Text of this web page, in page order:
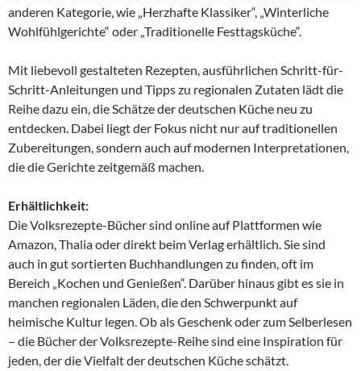
anderen Kategorie, wie „Herzhafte Klassiker“, „Winterliche
Wohlfühlgerichte“ oder „Traditionelle Festtagsküche“.
Mit liebevoll gestalteten Rezepten, ausführlichen Schritt-für-
Schritt-Anleitungen und Tipps zu regionalen Zutaten lädt die
Reihe dazu ein, die Schätze der deutschen Küche neu zu
entdecken. Dabei liegt der Fokus nicht nur auf traditionellen
Zubereitungen, sondern auch auf modernen Interpretationen,
die die Gerichte zeitgemäß machen.
Erhältlichkeit:
Die Volksrezepte-Bücher sind online auf Plattformen wie
Amazon, Thalia oder direkt beim Verlag erhältlich. Sie sind
auch in gut sortierten Buchhandlungen zu finden, oft im
Bereich „Kochen und Genießen“. Darüber hinaus gibt es sie in
manchen regionalen Läden, die den Schwerpunkt auf
heimische Kultur legen. Ob als Geschenk oder zum Selberlesen
– die Bücher der Volksrezepte-Reihe sind eine Inspiration für
jeden, der die Vielfalt der deutschen Küche schätzt.